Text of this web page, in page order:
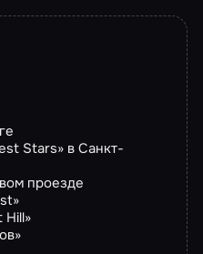
Stars» в Санкт-
проезде